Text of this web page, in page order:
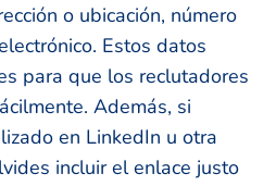
o ubicación, número
Estos datos
para que los reclutadores
Además, si
en LinkedIn u otra
incluir el enlace justo